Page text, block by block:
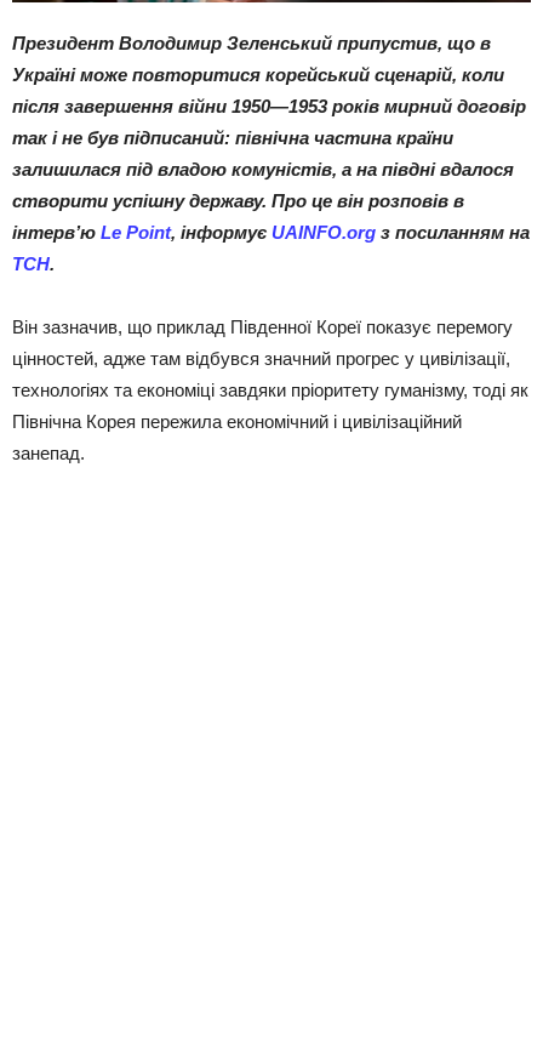
Президент Володимир Зеленський припустив, що в
Україні може повторитися корейський сценарій, коли
після завершення війни 1950—1953 років мирний договір
так і не був підписаний: північна частина країни
залишилася під владою комуністів, а на півдні вдалося
створити успішну державу. Про це він розповів в
інтерв’ю Le Point, інформує UAINFO.org з посиланням на
ТСН.
Він зазначив, що приклад Південної Кореї показує перемогу
цінностей, адже там відбувся значний прогрес у цивілізації,
технологіях та економіці завдяки пріоритету гуманізму, тоді як
Північна Корея пережила економічний і цивілізаційний
занепад.